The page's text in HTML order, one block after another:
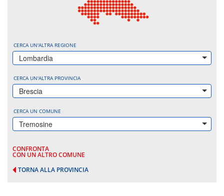
CERCA UN'ALTRA REGIONE
Lombardia
CERCA UN'ALTRA PROVINCIA
Brescia
CERCA UN COMUNE
Tremosine
CONFRONTA
CON UN ALTRO COMUNE
TORNA ALLA PROVINCIA